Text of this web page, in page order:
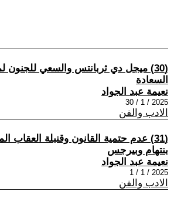
(30) ميجل دي ثربانتس والسعي للجنون
السعادة
نعيمة عبد الجواد
2025 / 1 / 30
الادب والفن
(31) عدم حتمية القانون وقنبلة العقاب
بنتهام وبيرجس
نعيمة عبد الجواد
2025 / 1 / 1
الادب والفن